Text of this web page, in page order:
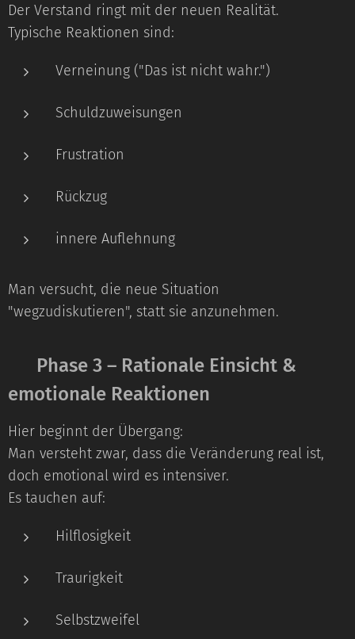
Der Verstand ringt mit der neuen Realität.
Typische Reaktionen sind:
Verneinung ("Das ist nicht wahr.")
Schuldzuweisungen
Frustration
Rückzug
innere Auflehnung
Man versucht, die neue Situation
"wegzudiskutieren", statt sie anzunehmen.
🔹 Phase 3 – Rationale Einsicht &
emotionale Reaktionen
Hier beginnt der Übergang:
Man versteht zwar, dass die Veränderung real ist,
doch emotional wird es intensiver.
Es tauchen auf:
Hilflosigkeit
Traurigkeit
Selbstzweifel